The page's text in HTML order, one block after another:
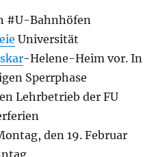
#U-Bahnhöfen
Universität
-Helene-Heim vor. In
Sperrphase
Lehrbetrieb der FU
den 19. Februar